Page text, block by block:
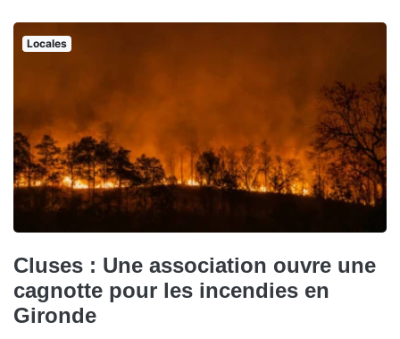
Locales
Cluses : Une association ouvre une
cagnotte pour les incendies en
Gironde